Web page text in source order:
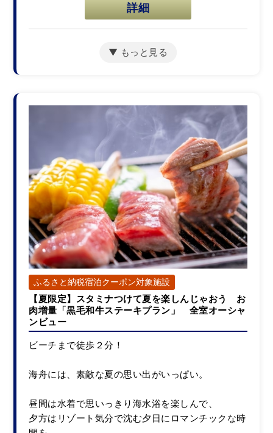
詳細
【禁煙ルーム】海の見え
る和室１０畳
【禁煙ルーム】海の見え
る和室7.5畳（ユニットバ
ス付き）
宿泊人数：1～4人
23,500円/人/泊 ～
詳細
ふるさと納税宿泊クーポン対象施設
【夏限定】スタミナつけて夏を楽しんじゃおう お
肉増量「黒毛和牛ステーキプラン」 全室オーシャ
ンビュー
ビーチまで徒歩２分！
海舟には、素敵な夏の思い出がいっぱい。
昼間は水着で思いっきり海水浴を楽しんで、
夕方はリゾート気分で沈む夕日にロマンチックな時